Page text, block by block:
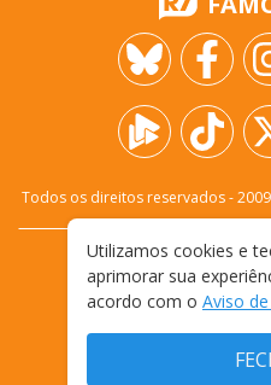
Todos os direitos reservados -
FALE
TERMOS E
Utilizamos cookies e
aprimorar sua
acordo com o Aviso